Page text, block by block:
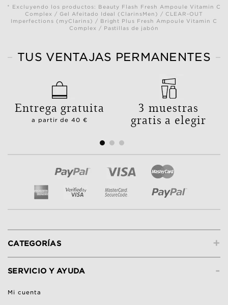
* Excluyendo los productos: Beauty Flash Fresh Ampoule Vitamin C
Complex / Gel Afeitado Ideal (ClarinsMen) / CLEAR-OUT
Imperfections (myClarins) / Bright Plus Fresh Ampoule Vitamin C
Complex / Pastillas de jabón
TUS VENTAJAS PERMANENTES
Entrega gratuita
a partir de 40 €
3 muestras
gratis a elegir
+
CATEGORÍAS
-
SERVICIO Y AYUDA
Mi cuenta